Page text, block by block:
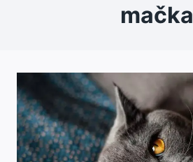
mačka